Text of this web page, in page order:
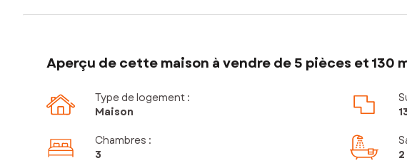
Aperçu de cette maison à vendre de 5 pièces et 130
Type de logement :
Maison
Chambres :
3
2